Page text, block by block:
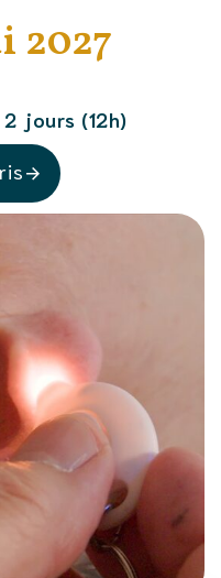
2027
jours (12h)